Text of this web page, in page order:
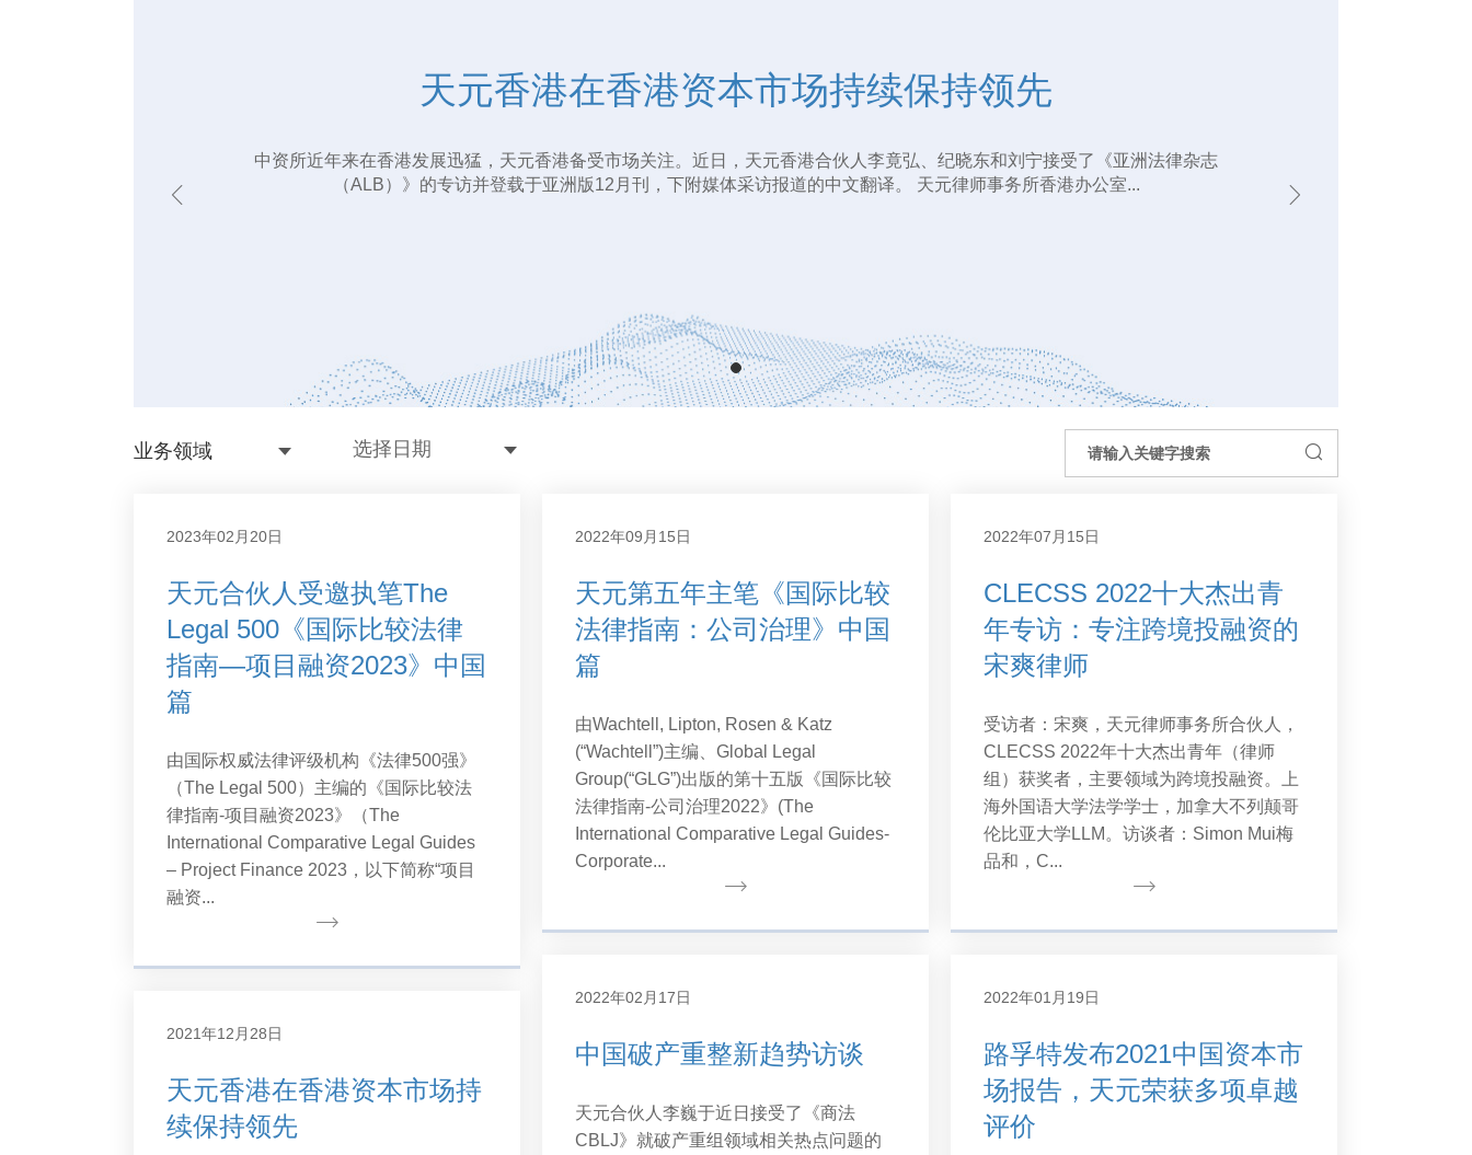
天元香港在香港资本市场持续保持领先
中资所近年来在香港发展迅猛，天元香港备受市场关注。近日，天元香港合伙人李竟弘、纪晓东和刘宁接受了《亚洲法律杂志
（ALB）》的专访并登载于亚洲版12月刊，下附媒体采访报道的中文翻译。 天元律师事务所香港办公室...
天元香港在香港资本市场持续保持领先
中资所近年来在香港发展迅猛，天元香港备受市场关注。近日，天元香港合伙人李竟弘、纪晓东和刘宁接受了《亚洲法律杂志
（ALB）》的专访并登载于亚洲版12月刊，下附媒体采访报道的中文翻译。 天元律师事务所香港办公室...
业务领域
2023年02月20日
天元合伙人受邀执笔The
Legal 500《国际比较法律
指南—项目融资2023》中国
篇
由国际权威法律评级机构《法律500强》
（The Legal 500）主编的《国际比较法
律指南-项目融资2023》（The
International Comparative Legal Guides
– Project Finance 2023，以下简称“项目
融资...
2022年09月15日
天元第五年主笔《国际比较
法律指南：公司治理》中国
篇
由Wachtell, Lipton, Rosen & Katz
(“Wachtell”)主编、Global Legal
Group(“GLG”)出版的第十五版《国际比较
法律指南-公司治理2022》(The
International Comparative Legal Guides-
Corporate...
2022年07月15日
CLECSS 2022十大杰出青
年专访：专注跨境投融资的
宋爽律师
受访者：宋爽，天元律师事务所合伙人，
CLECSS 2022年十大杰出青年（律师
组）获奖者，主要领域为跨境投融资。上
海外国语大学法学学士，加拿大不列颠哥
伦比亚大学LLM。访谈者：Simon Mui梅
品和，C...
2022年02月17日
中国破产重整新趋势访谈
天元合伙人李巍于近日接受了《商法
CBLJ》就破产重组领域相关热点问题的
2022年01月19日
路孚特发布2021中国资本市
场报告，天元荣获多项卓越
评价
2021年12月28日
天元香港在香港资本市场持
续保持领先